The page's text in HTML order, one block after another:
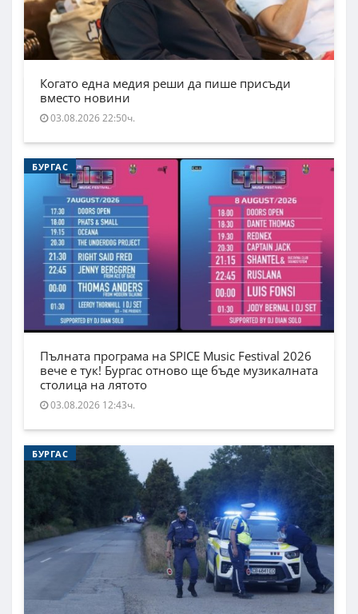
Когато една медия реши да пише присъди
вместо новини
03.08.2026 22:50ч.
БУРГАС
Пълната програма на SPICE Music Festival 2026
вече е тук! Бургас отново ще бъде музикалната
столица на лятото
03.08.2026 12:43ч.
БУРГАС